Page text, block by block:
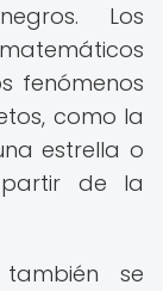
Los
fenómenos
como la
estrella o
de la
se